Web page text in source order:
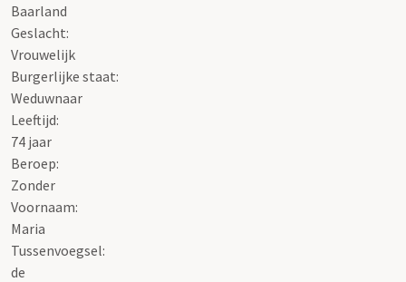
Baarland
Geslacht:
Vrouwelijk
Burgerlijke staat:
Weduwnaar
Leeftijd:
74 jaar
Beroep:
Zonder
Voornaam:
Maria
Tussenvoegsel:
de